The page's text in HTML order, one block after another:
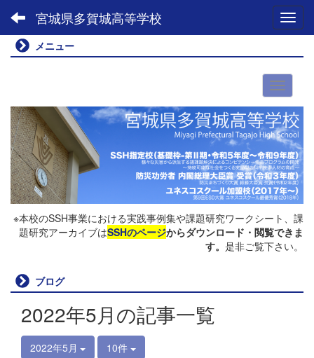
宮城県多賀城高等学校
メニュー
※本校のSSH事業における実践事例集や課題研究ワークシート、課
題研究アーカイブはSSHのページからダウンロード・閲覧できま
す。 是非ご覧下さい。
ブログ
2022年5月の記事一覧
2022年5月 10件